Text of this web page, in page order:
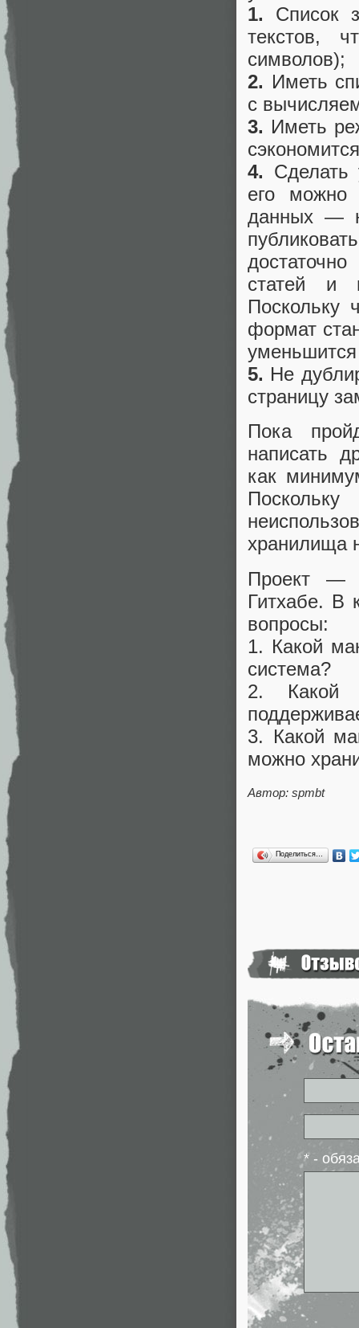
1. Список
текстов,
символов);
2. Иметь
с
3. Иметь
4. Сделать
его можно
данных —
статей и
Поскольку
формат
5. Не
страницу
Пока
написать
как
хранилища
Проект —
Гитхабе. В
вопросы:
1. Какой
система?
2. Какой
3. Какой
можно
Автор: spmbt
Поделиться…
* -